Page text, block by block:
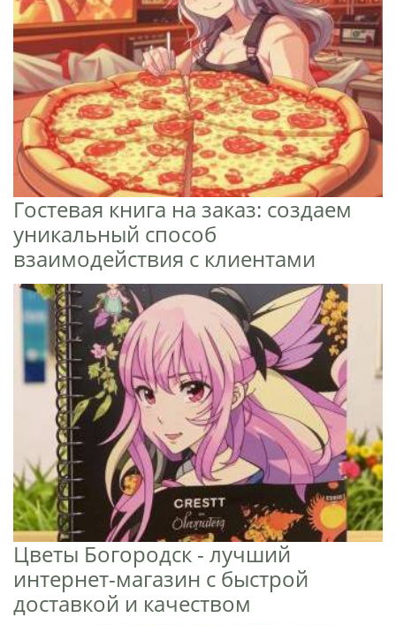
Гостевая книга на заказ: создаем
уникальный способ
взаимодействия с клиентами
Цветы Богородск - лучший
интернет-магазин с быстрой
доставкой и качеством